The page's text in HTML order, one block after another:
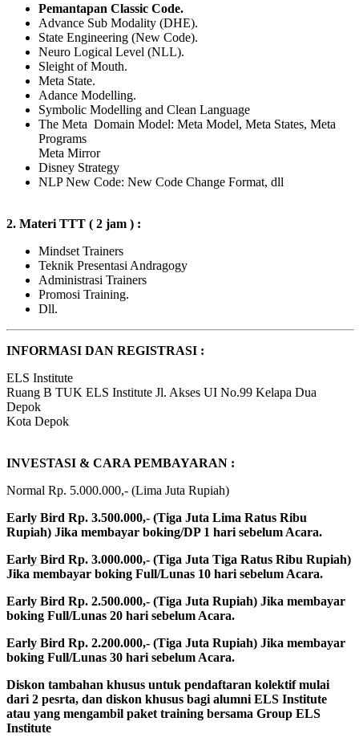
Pemantapan Classic Code.
Advance Sub Modality (DHE).
State Engineering (New Code).
Neuro Logical Level (NLL).
Sleight of Mouth.
Meta State.
Adance Modelling.
Symbolic Modelling and Clean Language
The Meta Domain Model: Meta Model, Meta States, Meta
Programs
Meta Mirror
Disney Strategy
NLP New Code: New Code Change Format, dll
2. Materi TTT ( 2 jam ) :
Mindset Trainers
Teknik Presentasi Andragogy
Administrasi Trainers
Promosi Training.
Dll.
INFORMASI DAN REGISTRASI :
ELS Institute
Ruang B TUK ELS Institute Jl. Akses UI No.99 Kelapa Dua
Depok
Kota Depok
INVESTASI & CARA PEMBAYARAN :
Normal Rp. 5.000.000,- (Lima Juta Rupiah)
Early Bird Rp. 3.500.000,- (Tiga Juta Lima Ratus Ribu
Rupiah) Jika membayar boking/DP 1 hari sebelum Acara.
Early Bird Rp. 3.000.000,- (Tiga Juta Tiga Ratus Ribu Rupiah)
Jika membayar boking Full/Lunas 10 hari sebelum Acara.
Early Bird Rp. 2.500.000,- (Tiga Juta Rupiah) Jika membayar
boking Full/Lunas 20 hari sebelum Acara.
Early Bird Rp. 2.200.000,- (Tiga Juta Rupiah) Jika membayar
boking Full/Lunas 30 hari sebelum Acara.
Diskon tambahan khusus untuk pendaftaran kolektif mulai
dari 2 pesrta, dan diskon khusus bagi alumni ELS Institute
atau yang mengambil paket training bersama Group ELS
Institute